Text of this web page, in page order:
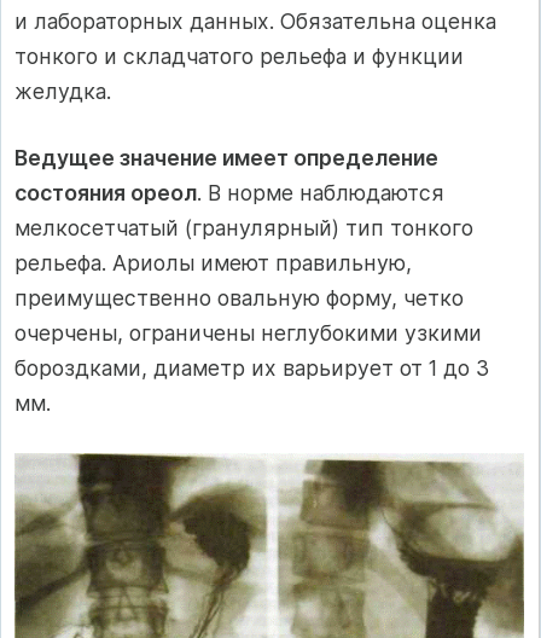
и лабораторных данных. Обязательна оценка
тонкого и складчатого рельефа и функции
желудка.
Ведущее значение имеет определение
состояния ореол. В норме наблюдаются
мелкосетчатый (гранулярный) тип тонкого
рельефа. Ариолы имеют правильную,
преимущественно овальную форму, четко
очерчены, ограничены неглубокими узкими
бороздками, диаметр их варьирует от 1 до 3
мм.